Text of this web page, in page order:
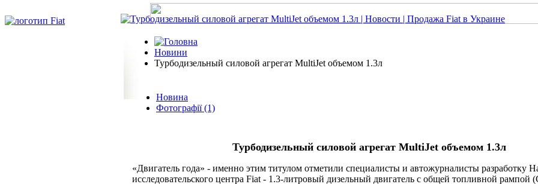
Новини
Турбодизельный силовой агрегат MultiJet объемом 1.3л
Новина
Фотографії (1)
Турбодизельный силовой агрегат MultiJet объемом 1.3л
«Двигатель года» - именно этим титулом отметили специалисты и автожурналисты разработку
исследовательского центра Fiat - 1.3-литровый дизельный двигатель с общей топливной рампой